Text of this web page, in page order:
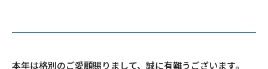
本年は格別のご愛顧賜りまして、誠に有難うございます。